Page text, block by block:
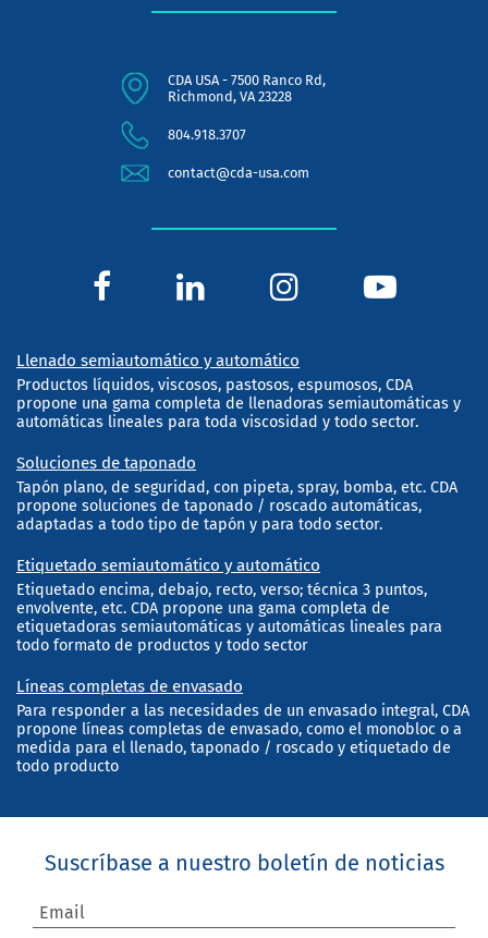
CDA USA - 7500 Ranco Rd,
Richmond, VA 23228
804.918.3707
contact@cda-usa.com
Llenado semiautomático y automático
Productos líquidos, viscosos, pastosos, espumosos, CDA
propone una gama completa de llenadoras semiautomáticas y
automáticas lineales para toda viscosidad y todo sector.
Soluciones de taponado
Tapón plano, de seguridad, con pipeta, spray, bomba, etc. CDA
propone soluciones de taponado / roscado automáticas,
adaptadas a todo tipo de tapón y para todo sector.
Etiquetado semiautomático y automático
Etiquetado encima, debajo, recto, verso; técnica 3 puntos,
envolvente, etc. CDA propone una gama completa de
etiquetadoras semiautomáticas y automáticas lineales para
todo formato de productos y todo sector
Líneas completas de envasado
Para responder a las necesidades de un envasado integral, CDA
propone líneas completas de envasado, como el monobloc o a
medida para el llenado, taponado / roscado y etiquetado de
todo producto
Suscríbase a nuestro boletín de noticias
Email